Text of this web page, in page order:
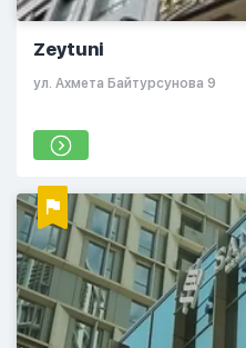
Zeytuni
ул. Ахмета Байтурсунова 9